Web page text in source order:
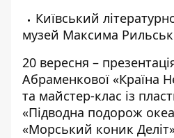
Київський
музей Максима
20 вересня –
Абраменкової «Країна
та майстер-клас із
«Підводна подорож
«Морський коник